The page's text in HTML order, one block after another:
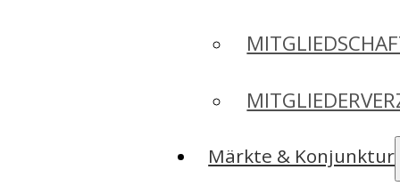
Märkte & Konjunktur